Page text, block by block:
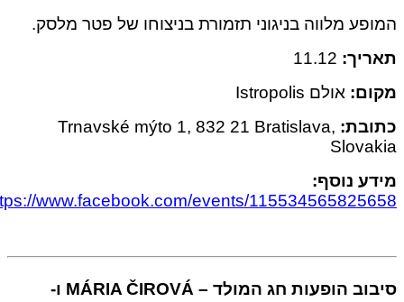
מלווה בניגוני תזמורת בניצוחו של פטר מלסק.
11.12
אולם Istropolis
Trnavské mýto 1, 832 21 Bratislava,
נוסף:
https://www.facebook.com/events/
הופעות חג המולד –MÁRIA ČIROVÁו-